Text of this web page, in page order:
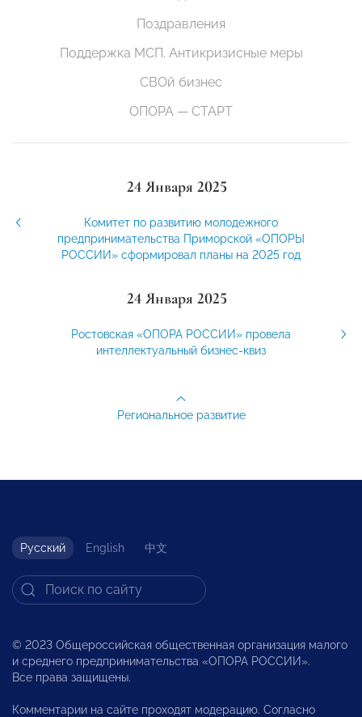
Поздравления
Поддержка МСП. Антикризисные меры
СВОй бизнес
ОПОРА — СТАРТ
24 Января 2025
Комитет по развитию молодежного
предпринимательства Приморской «ОПОРЫ
РОССИИ» сформировал планы на 2025 год
24 Января 2025
Ростовская «ОПОРА РОССИИ» провела
интеллектуальный бизнес-квиз
Региональное развитие
Русский English 中文
© 2023 Общероссийская общественная организация малого
и среднего предпринимательства «ОПОРА РОССИИ».
Все права защищены.
Комментарии на сайте проходят модерацию. Согласно